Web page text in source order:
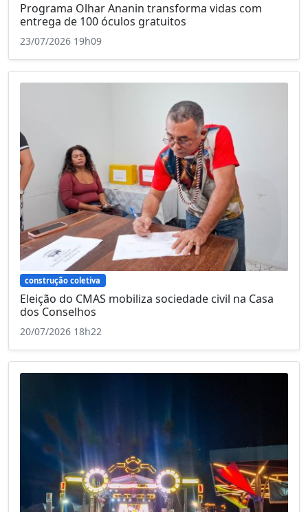
Programa Olhar Ananin transforma vidas com
entrega de 100 óculos gratuitos
23/07/2026 19h09
construção coletiva
Eleição do CMAS mobiliza sociedade civil na Casa
dos Conselhos
20/07/2026 18h22